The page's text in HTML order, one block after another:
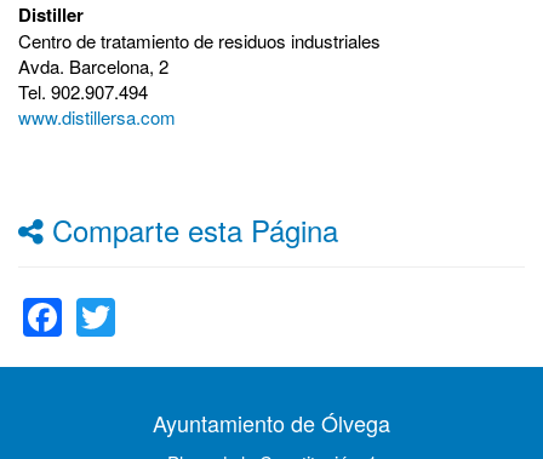
Distiller
Centro de tratamiento de residuos industriales
Avda. Barcelona, 2
Tel. 902.907.494
www.distillersa.com
Comparte esta Página
Facebook
Ayuntamiento de Ólvega